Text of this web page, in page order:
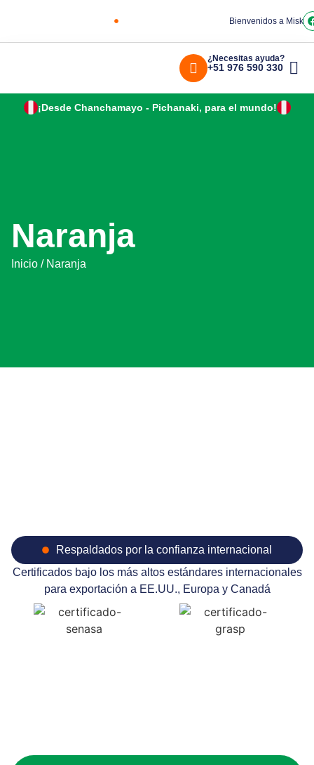
Bienvenidos a
¿Necesitas ayuda?
+51 976 590 330
¡Desde Chanchamayo - Pichanaki, para el mundo!
Naranja
Inicio / Naranja
Respaldados por la confianza internacional
Certificados bajo los más altos estándares internacionales
para exportación a EE.UU., Europa y Canadá